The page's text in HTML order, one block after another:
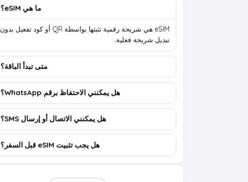
ما هي eSIM؟
eSIM هي شريحة رقمية تثبتها بواسطة QR أو كود تفعيل بدون
تبديل شريحة فعلية.
متى تبدأ الباقة؟
هل يمكنني الاحتفاظ برقم WhatsApp؟
هل يمكنني الاتصال أو إرسال SMS؟
هل يجب تثبيت eSIM قبل السفر؟